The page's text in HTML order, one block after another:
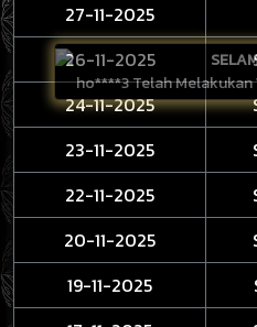
ho****3 Telah
27-11-2025
26-11-2025
24-11-2025
23-11-2025
22-11-2025
20-11-2025
19-11-2025